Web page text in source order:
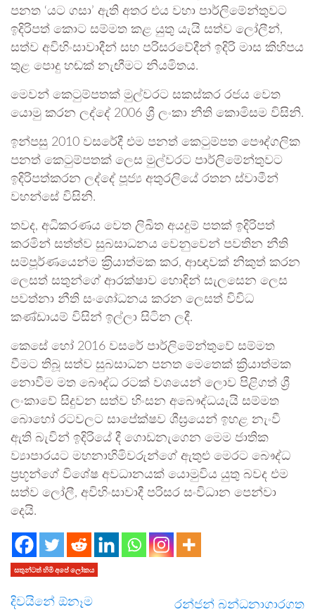
පනත ‘යට ගසා’ ඇති අතර එය වහා පාර්ලිමේන්තුවට
ඉදිරිපත් කොට සම්මත කළ යුතු යැයි සත්ව ලෝලීන්,
සත්ව අවිහිංසාවාදීන් සහ පරිසරවේදීන් ඉදිරි මාස කිහිපය
තුළ පොදු හඬක් නැඟීමට නියමිතය.
මෙවන් කෙටුම්පතක් මුල්වරට සකස්කර රජය වෙත
යොමු කරන ලද්දේ 2006 ශ්‍රී ලංකා නීති කොමිසම විසිනි.
ඉන්පසු 2010 වසරේදී එම පනත් කෙටුම්පත පෞද්ගලික
පනත් කෙටුම්පතක් ලෙස මුල්වරට පාර්ලිමේන්තුවට
ඉදිරිපත්කරන ලද්දේ පූජ්‍ය අතුරලියේ රතන ස්වාමීන්
වහන්සේ විසිනි.
තවද, අධිකරණය වෙත ලිඛිත අයදුම් පතක් ඉදිරිපත්
කරමින් සත්ත්ව සුබසාධනය වෙනුවෙන් පවතින නීති
සම්පූර්ණයෙන්ම ක‍්‍රියාත්මක කර, ආඥාවක් නිකුත් කරන
ලෙසත් සතුන්ගේ ආරක්ෂාව හොඳින් සැලසෙන ලෙස
පවත්නා නීති සංශෝධනය කරන ලෙසත් විවිධ
කණ්ඩායම් විසින් ඉල්ලා සිටින ලදී.
කෙසේ හෝ 2016 වසරේ පාර්ලිමේන්තුවේ සම්මත
වීමට තිබූ සත්ව සුබසාධන පනත මෙතෙක් ක්‍රියාත්මක
නොවීම මත බෞද්ධ රටක් වශයෙන් ලොව පිළිගත් ශ්‍රී
ලංකාවේ සිදුවන සත්ව හිංසන අ‍බෞද්ධයැයි සම්මත
බොහෝ රටවලට සාපේක්ෂව ශීඝ්‍රයෙන් ඉහළ නැංවී
ඇති බැවින් ඉදිරියේ දී ගොඩනැගෙන මෙම ජාතික
ව්‍යාපාරයට මහනාහිමිවරුන්ගේ ඇතුළු මෙරට බෞද්ධ
ප්‍රභූන්ගේ විශේෂ අවධානයක් යොමුවිය යුතු බවද එම
සත්ව ලෝලී, අවිහිංසාවාදී පරිසර සංවිධාන පෙන්වා
දෙයි.
සතුන්ටත් හිමි අපේ ලෝකය
දිවයිනේ ඕනෑම
රන්ජන් බන්ධනාගාරගත